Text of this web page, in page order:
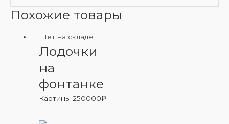
Похожие товары
Нет на складе
Лодочки
на
фонтанке
Картины250000₽